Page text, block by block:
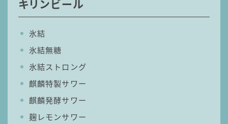
キリンビール
氷結
氷結無糖
氷結ストロング
麒麟特製サワー
麒麟発酵サワー
麹レモンサワー